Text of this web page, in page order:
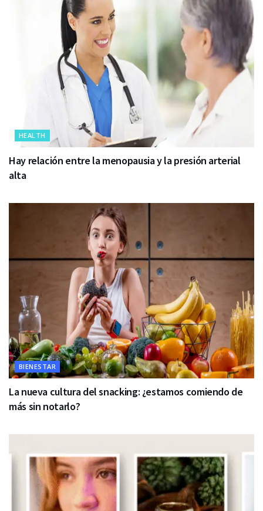
HEALTH
Hay relación entre la menopausia y la presión arterial
alta
BIENESTAR
La nueva cultura del snacking: ¿estamos comiendo de
más sin notarlo?